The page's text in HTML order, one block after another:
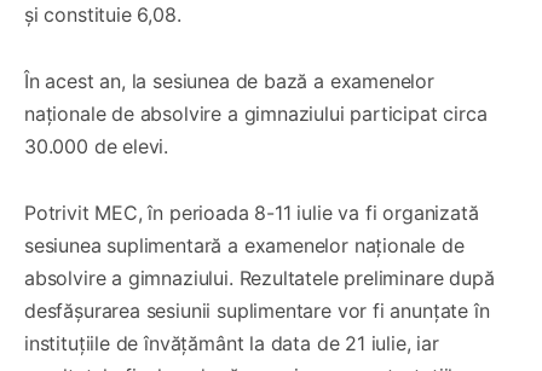
și constituie 6,08.
În acest an, la sesiunea de bază a examenelor
naționale de absolvire a gimnaziului participat circa
30.000 de elevi.
Potrivit MEC, în perioada 8-11 iulie va fi organizată
sesiunea suplimentară a examenelor naționale de
absolvire a gimnaziului. Rezultatele preliminare după
desfășurarea sesiunii suplimentare vor fi anunțate în
instituțiile de învățământ la data de 21 iulie, iar